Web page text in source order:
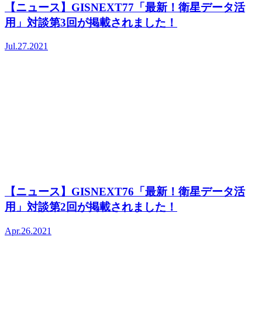
【ニュース】GISNEXT77「最新！衛星データ活
用」対談第3回が掲載されました！
Jul.27.2021
【ニュース】GISNEXT76「最新！衛星データ活
用」対談第2回が掲載されました！
Apr.26.2021